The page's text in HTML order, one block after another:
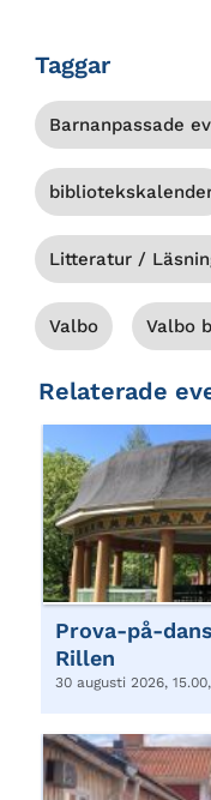
Taggar
Barnanpassade
Litteratur /
Valbo Valbo
Relaterade
Prova-på-
Rillen
30 augusti 2026,